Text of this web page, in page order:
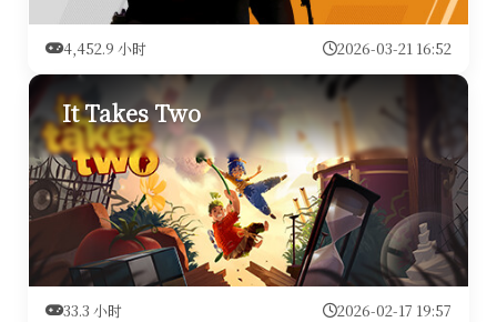
4,452.9 小时 2026-03-21 16:52
It Takes Two
33.3 小时 2026-02-17 19:57